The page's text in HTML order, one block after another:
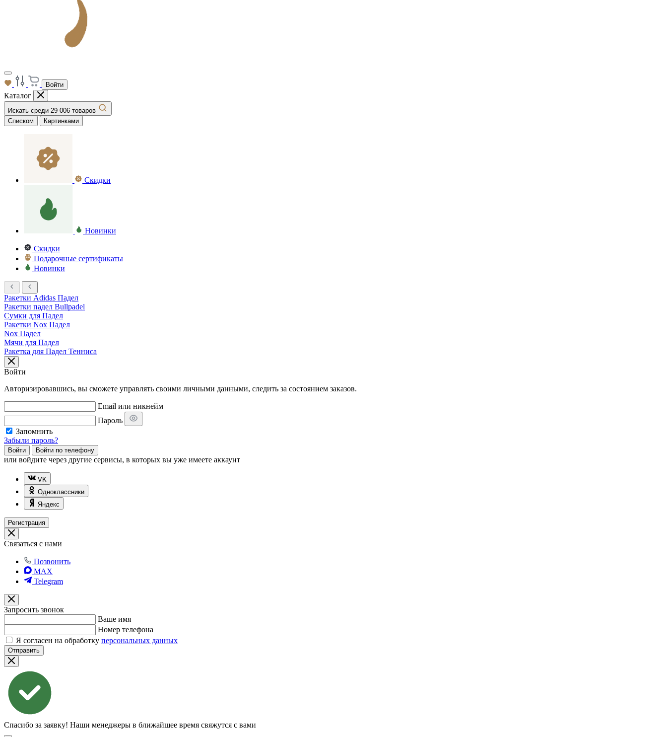
Войти
Каталог
Искать среди 29 006 товаров
Списком
Картинками
Скидки
Новинки
Скидки
Подарочные сертификаты
Новинки
Ракетки Adidas Падел
Ракетки падел Bullpadel
Сумки для Падел
Ракетки Nox Падел
Nox Падел
Мячи для Падел
Ракетка для Падел Тенниса
Войти
Авторизировавшись, вы сможете управлять своими личными данными, следить за состоянием заказов.
Email или никнейм
Пароль
Запомнить
Забыли пароль?
Войти Войти по телефону
или войдите через другие сервисы, в которых вы уже имеете аккаунт
VK
Одноклассники
Яндекс
Регистрация
Связаться с нами
Позвонить
MAX
Telegram
Запросить звонок
Ваше имя
Номер телефона
Я согласен на обработку персональных данных
Отправить
Спасибо за заявку! Наши менеджеры в ближайшее время свяжутся с вами